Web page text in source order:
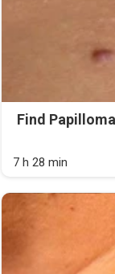
Find
7 h 28 min